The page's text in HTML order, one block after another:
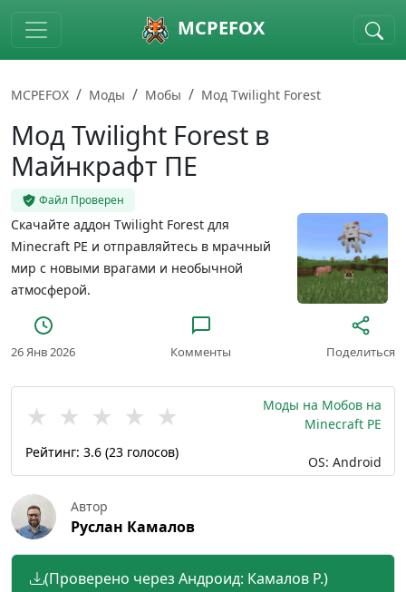
Skip to main content MCPEFOX
MCPEFOX Моды Мобы Мод Twilight Forest
Мод Twilight Forest в
Майнкрафт ПЕ
Файл Проверен
Скачайте аддон Twilight Forest для
Minecraft PE и отправляйтесь в мрачный
мир с новыми врагами и необычной
атмосферой.
26 Янв 2026 Комменты Поделиться
★ ★ ★ ★ ★
Рейтинг: 3.6 (23 голосов)
Моды на Мобов на
Minecraft PE
OS: Android
Автор
Руслан Камалов
(Проверено через Андроид: Камалов Р.)